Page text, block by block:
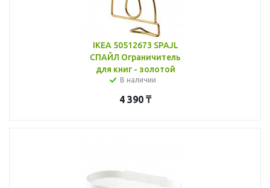
IKEA 50512673 SPAJL
СПАЙЛ Ограничитель
для книг - золотой
В наличии
4 390 ₸